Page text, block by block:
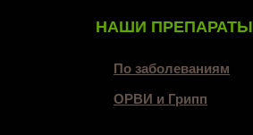
НАШИ ПРЕПАРАТЫ
По заболеваниям
ОРВИ и Грипп